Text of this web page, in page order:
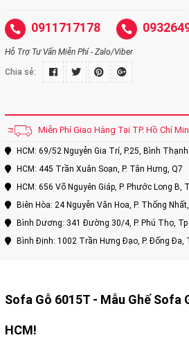
0911717178
Hỗ Trợ Tư Vấn Miễn Phí - Zalo/Viber
Chia sẻ:
Miễn Phí Giao Hàng Tại TP. Hồ Chí
HCM: 69/52 Nguyễn Gia Trí, P.25, Bình
HCM: 445 Trần Xuân Soạn, P. Tân Hưng, Q7
HCM: 656 Võ Nguyên Giáp, P. Phước Long B,
Biên Hòa: 24 Nguyễn Văn Hoa, P. Thống
Bình Dương: 341 Đường 30/4, P. Phú Thọ,
Bình Định: 1002 Trần Hưng Đạo, P. Đống Đa,
Sofa Gỗ 6015T - Mẫu Ghế Sofa
HCM!